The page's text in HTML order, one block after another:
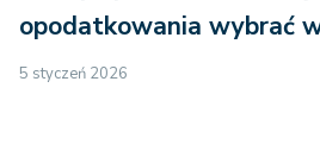
opodatkowania wybrać
5 styczeń 2026